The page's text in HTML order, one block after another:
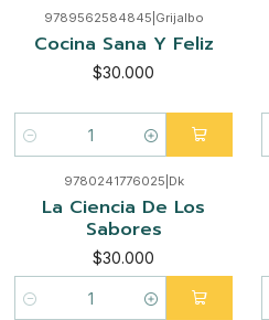
9789562584845 Grijalbo
Cocina Sana Y Feliz
$30.000
Cantidad
9780241776025 Dk
La Ciencia De Los
Sabores
$30.000
Cantidad